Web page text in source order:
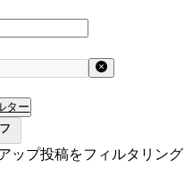
ター
ップ投稿をフィルタリング